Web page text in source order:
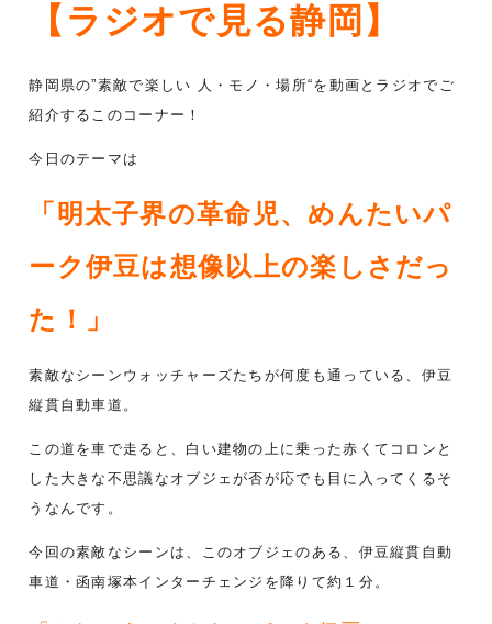
【ラジオで見る静岡】
静岡県の”素敵で楽しい 人・モノ・場所“を動画とラジオでご
紹介するこのコーナー！
今日のテーマは
「明太子界の革命児、めんたいパ
ーク伊豆は想像以上の楽しさだっ
た！
」
素敵なシーンウォッチャーズたちが何度も通っている、伊豆
縦貫自動車道。
この道を車で走ると、白い建物の上に乗った赤くてコロンと
した大きな不思議なオブジェが否が応でも目に入ってくるそ
うなんです。
今回の素敵なシーンは、このオブジェのある、伊豆縦貫自動
車道・函南塚本インター チェンジを降りて約１分。